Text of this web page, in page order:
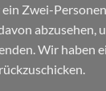
Zwei-
abzusehen,
Wir haben